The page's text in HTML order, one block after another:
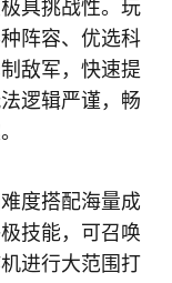
具挑战性。玩
阵容、优选科
敌军，快速提
逻辑严谨，畅
度搭配海量成
技能，可召唤
进行大范围打